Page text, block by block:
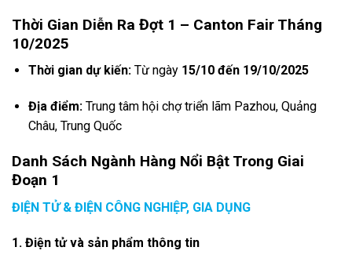
Thời Gian Diễn Ra Đợt 1 – Canton Fair Tháng
10/2025
Thời gian dự kiến:Từ ngày 15/10 đến 19/10/2025
Địa điểm:Trung tâm hội chợ triển lãm Pazhou, Quảng
Châu, Trung Quốc
Danh Sách Ngành Hàng Nổi Bật Trong Giai
Đoạn 1
ĐIỆN TỬ & ĐIỆN CÔNG NGHIỆP, GIA DỤNG
1. Điện tử và sản phẩm thông tin